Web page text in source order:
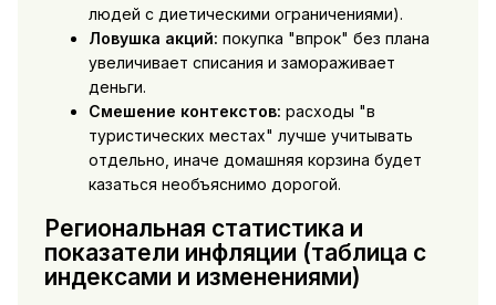
людей с диетическими ограничениями).
Ловушка акций: покупка "впрок" без плана
увеличивает списания и замораживает
деньги.
Смешение контекстов: расходы "в
туристических местах" лучше учитывать
отдельно, иначе домашняя корзина будет
казаться необъяснимо дорогой.
Региональная статистика и
показатели инфляции (таблица с
индексами и изменениями)